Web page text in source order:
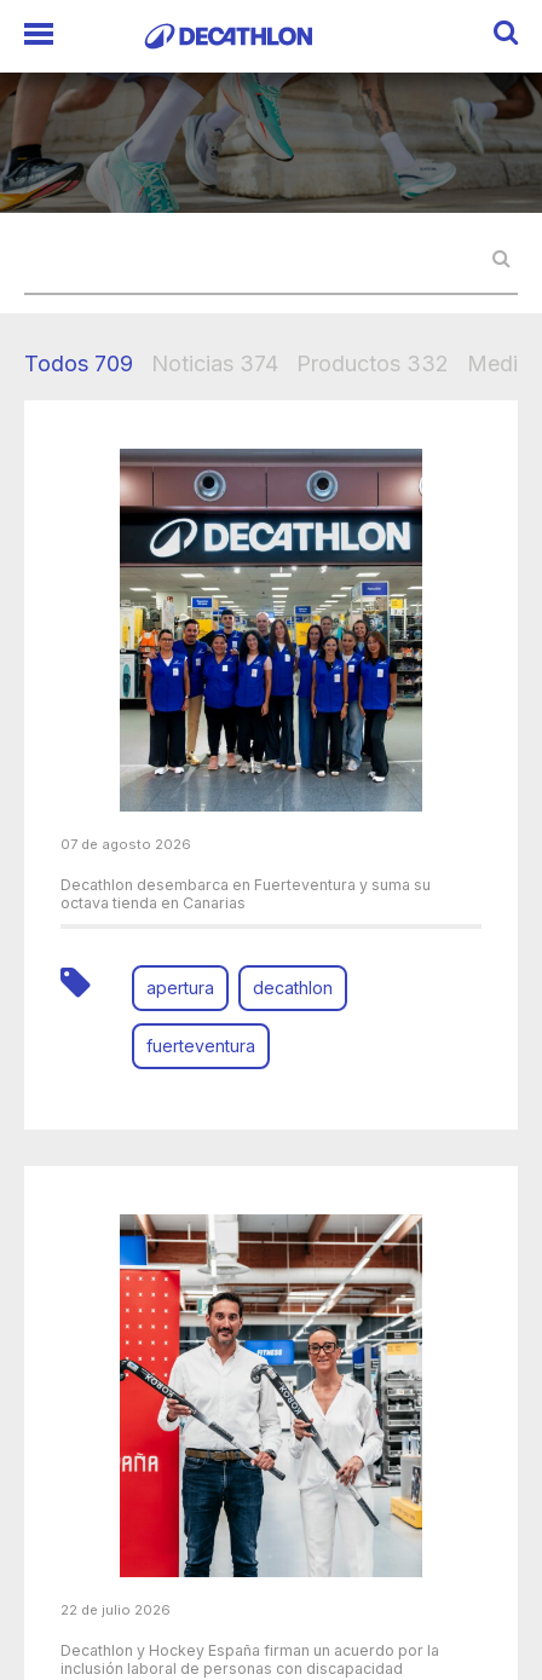
Todos 709 Noticias 374 Productos 332
07 de agosto 2026
Decathlon desembarca en Fuerteventura y suma su
octava tienda en Canarias
apertura decathlon
fuerteventura
22 de julio 2026
Decathlon y Hockey España firman un acuerdo por la
inclusión laboral de personas con discapacidad